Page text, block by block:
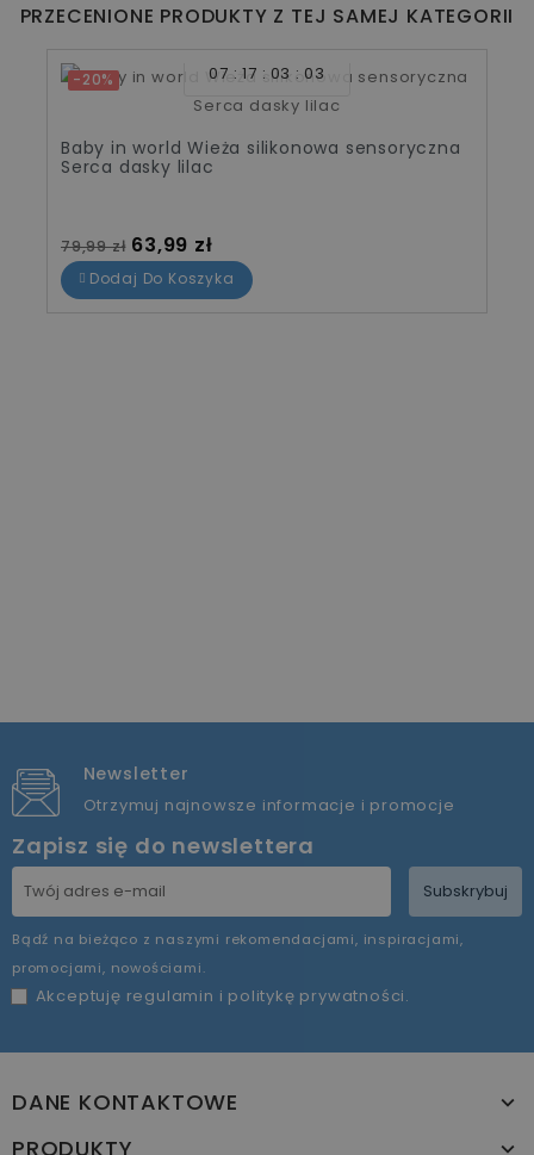
PRZECENIONE PRODUKTY Z TEJ SAMEJ KATEGORII
-20% 07 17 03 02
Baby in world Wieża silikonowa sensoryczna
Serca dasky lilac
Cena standardowa
79,99 zł Cena
63,99 zł
Dodaj Do Koszyka
Newsletter
Otrzymuj najnowsze informacje i promocje
Zapisz się do newslettera
Subskrybuj
Bądź na bieżąco z naszymi rekomendacjami, inspiracjami,
promocjami, nowościami.
Akceptuję regulamin i politykę prywatności.
DANE KONTAKTOWE
PRODUKTY